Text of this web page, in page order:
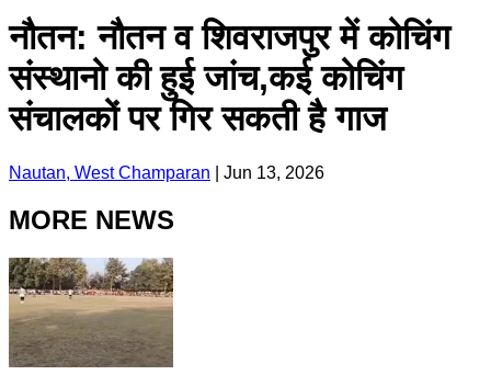
नौतन: नौतन व शिवराजपुर में कोचिंग
संस्थानो की हुई जांच,कई कोचिंग
संचालकों पर गिर सकती है गाज
Nautan, West Champaran Jun 13, 2026
MORE NEWS